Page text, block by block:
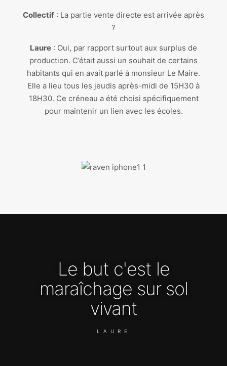
Collectif : La partie vente directe est arrivée après
?
Laure : Oui, par rapport surtout aux surplus de
production. C’était aussi un souhait de certains
habitants qui en avait parlé à monsieur Le Maire.
Elle a lieu tous les jeudis après-midi de 15H30 à
18H30. Ce créneau a été choisi spécifiquement
pour maintenir un lien avec les écoles.
Le but c'est le
maraîchage sur sol
vivant
LAURE